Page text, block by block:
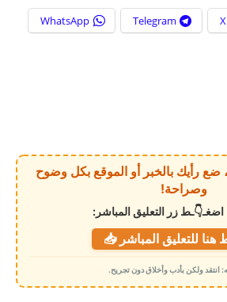
X
Telegram
WhatsApp
يهمنا، ضع رأيك بالخبر أو الموقع بكل وضوح
وصراحة!
اضغـ👇ـط زر التعليق المباشر:
للتعليق المباشر 📥
انتقد ولكن بأدب وأخلاق دون تجريح.